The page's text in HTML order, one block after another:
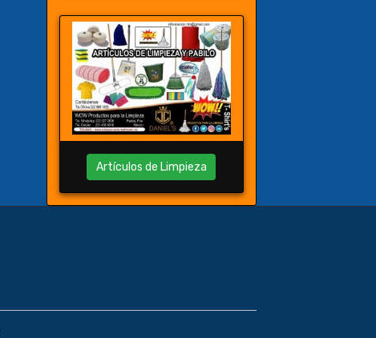
Artículos de Limpieza